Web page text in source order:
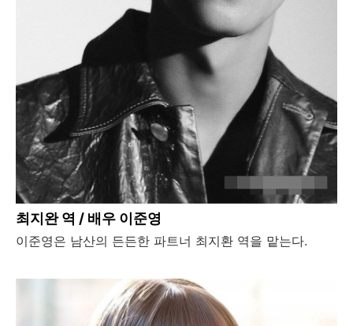
최지완 역 / 배우 이준영
이준영은 남산의 든든한 파트너 최지환 역을 맡는다.